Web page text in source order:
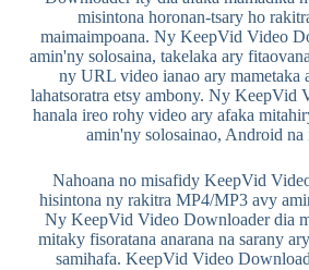
misintona horonan-tsary ho
maimaimpoana. Ny KeepVid Video
amin'ny solosaina, takelaka ary
ny URL video ianao ary mametaka
lahatsoratra etsy ambony. Ny KeepVid
hanala ireo rohy video ary afaka
amin'ny solosainao, Android na
Nahoana no misafidy KeepVid
hisintona ny rakitra MP4/MP3 avy
Ny KeepVid Video Downloader dia
mitaky fisoratana anarana na sarany
samihafa. KeepVid Video